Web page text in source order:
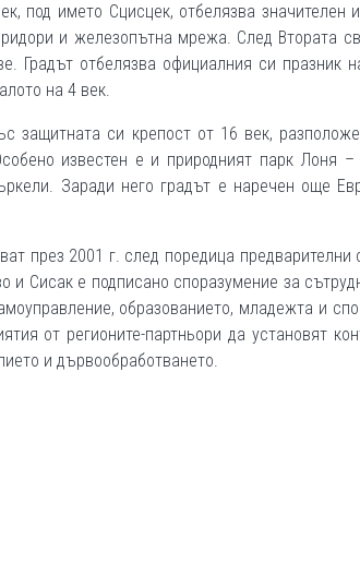
под името Сцисцек, отбелязва значителен
и железопътна мрежа. След Втората
Градът отбелязва официалния си
на 4 век.
защитната си крепост от 16 век,
известен е и природният парк Лоня
Заради него градът е наречен още
през 2001 г. след поредица предварителни
Сисак е подписано споразумение за
образованието, младежта и
от регионите-партньори да установят
и дървообработването.